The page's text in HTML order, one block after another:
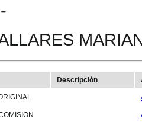
Descripción